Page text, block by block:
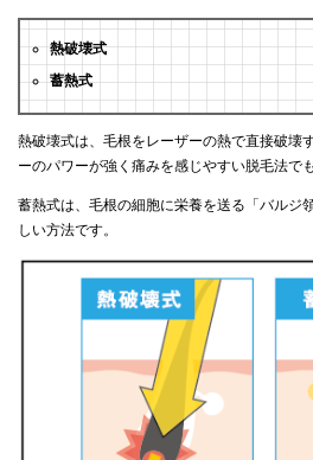
熱破壊式
蓄熱式
熱破壊式は、毛根をレーザーの熱で直接破壊
ーのパワーが強く痛みを感じやすい脱毛法で
蓄熱式は、毛根の細胞に栄養を送る「バルジ
しい方法です。